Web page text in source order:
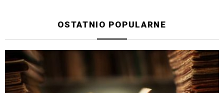
OSTATNIO POPULARNE